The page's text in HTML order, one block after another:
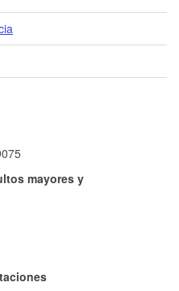
mayores y